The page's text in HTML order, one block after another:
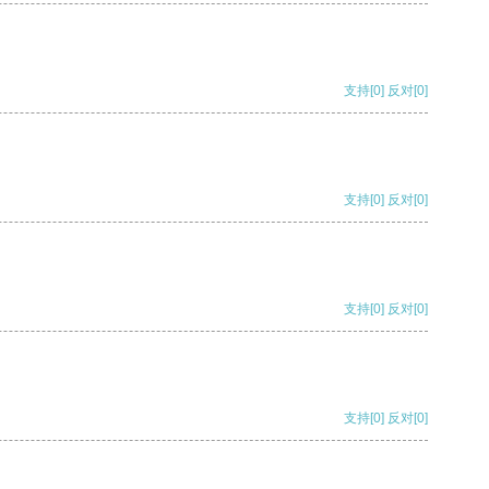
支持[0] 反对[0]
支持[0] 反对[0]
支持[0] 反对[0]
支持[0] 反对[0]